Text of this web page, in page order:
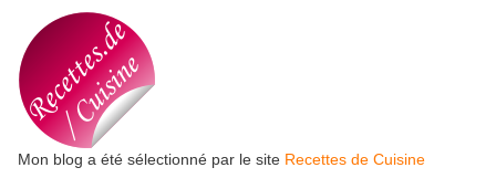
Mon blog a été sélectionné par le site Recettes de Cuisine